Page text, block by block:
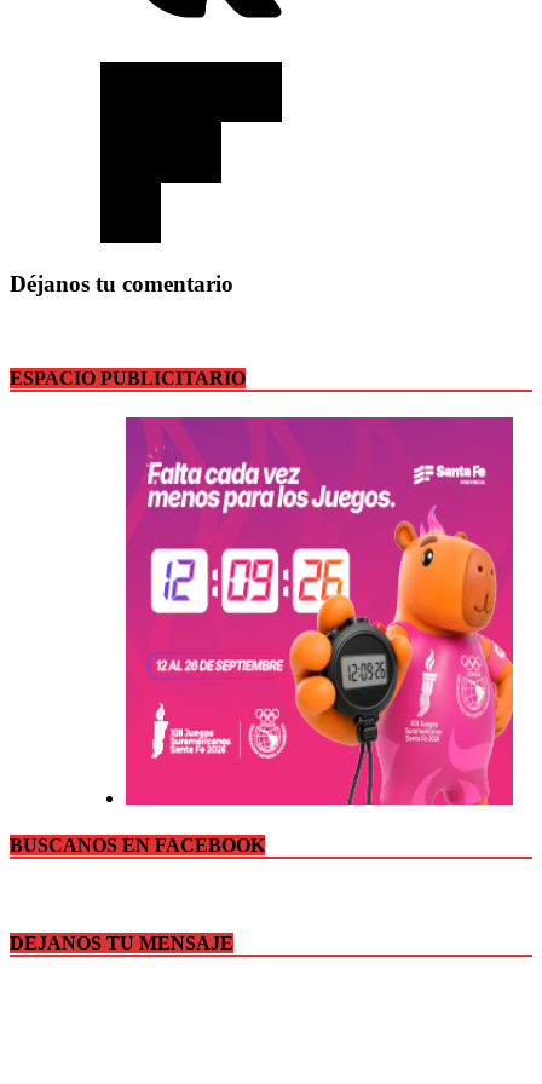
Déjanos tu comentario
ESPACIO PUBLICITARIO
BUSCANOS EN FACEBOOK
DEJANOS TU MENSAJE